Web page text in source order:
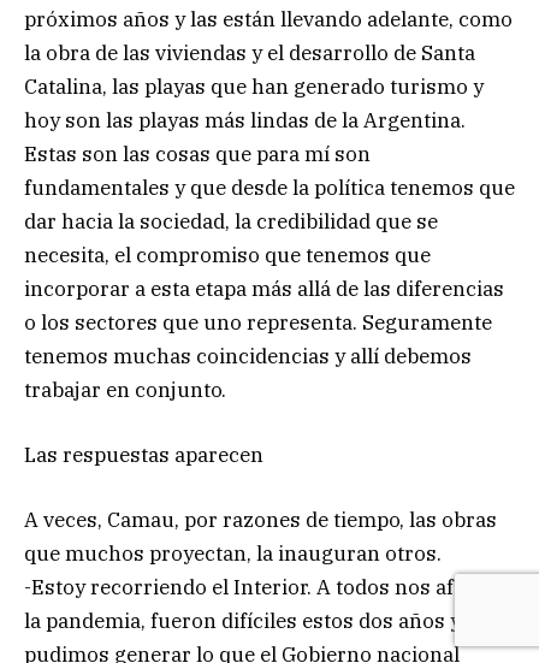
próximos años y las están llevando adelante, como
la obra de las viviendas y el desarrollo de Santa
Catalina, las playas que han generado turismo y
hoy son las playas más lindas de la Argentina.
Estas son las cosas que para mí son
fundamentales y que desde la política tenemos que
dar hacia la sociedad, la credibilidad que se
necesita, el compromiso que tenemos que
incorporar a esta etapa más allá de las diferencias
o los sectores que uno representa. Seguramente
tenemos muchas coincidencias y allí debemos
trabajar en conjunto.
Las respuestas aparecen
A veces, Camau, por razones de tiempo, las obras
que muchos proyectan, la inauguran otros.
-Estoy recorriendo el Interior. A todos nos afectó
la pandemia, fueron difíciles estos dos años y no
pudimos generar lo que el Gobierno nacional